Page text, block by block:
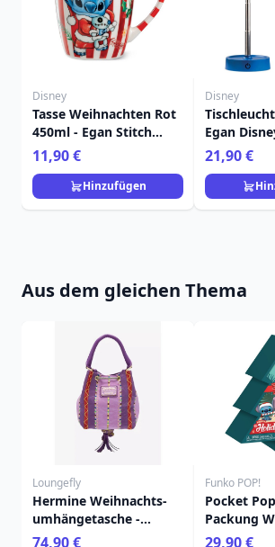
Disney
Tasse Weihnachten Rot
450ml - Egan Stitch
Home
11,90 €
Hinzufügen
Disney
Egan
21,90 €
Aus dem gleichen Thema
Loungefly
Hermine Weihnachts-
umhängetasche -
Loungefly Harry Potter
74,90 €
Funko POP!
Pocket
Packung
Box -
29,90 €